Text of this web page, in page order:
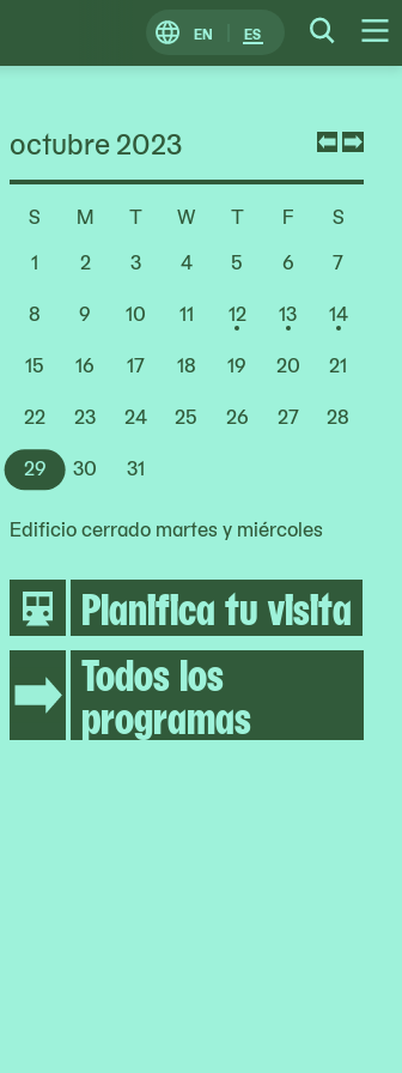
EN ES
Change
Locale
Open After the Fire
Open Rirkrit Tiravanija
octubre 2023
S M T W T F S
Choose
1 2 3 4 5 6
7
8
9 10 11 12 13
14
15
16 17 18 19 20
21
22
23 24 25 26 27
28
29
30 31
Edificio cerrado martes y miércoles
Planifica tu visita
Todos los
programas